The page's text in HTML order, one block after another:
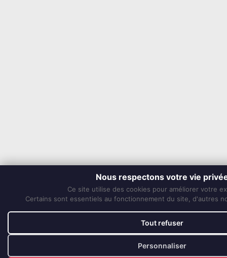
Nous respectons votre vie
Ce site utilise des cookies pour améliorer votre
Certains sont essentiels au fonctionnement du site, d'autres
Tout refuser
Personnaliser